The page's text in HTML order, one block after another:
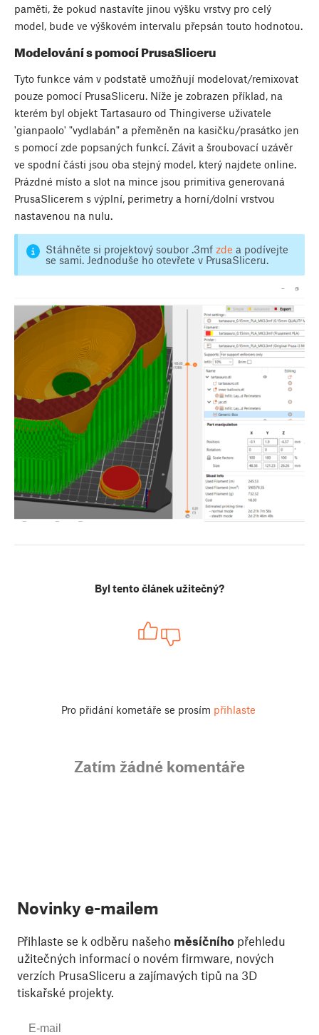
paměti, že pokud nastavíte jinou výšku vrstvy pro celý
model, bude ve výškovém intervalu přepsán touto hodnotou.
Modelování s pomocí PrusaSliceru
Tyto funkce vám v podstatě umožňují modelovat/remixovat
pouze pomocí PrusaSliceru. Níže je zobrazen příklad, na
kterém byl objekt Tartasauro od Thingiverse uživatele
'gianpaolo' "vydlabán" a přeměněn na kasičku/prasátko jen
s pomocí zde popsaných funkcí. Závit a šroubovací uzávěr
ve spodní části jsou oba stejný model, který najdete online.
Prázdné místo a slot na mince jsou primitiva generovaná
PrusaSlicerem s výplní, perimetry a horní/dolní vrstvou
nastavenou na nulu.
Stáhněte si projektový soubor .3mf zde a podívejte
se sami. Jednoduše ho otevřete v PrusaSliceru.
Byl tento článek užitečný?
Pro přidání kometáře se prosím přihlaste
Zatím žádné komentáře
Novinky e-mailem
Přihlaste se k odběru našeho měsíčního přehledu
užitečných informací o novém firmware, nových
verzích PrusaSliceru a zajímavých tipů na 3D
tiskařské projekty.